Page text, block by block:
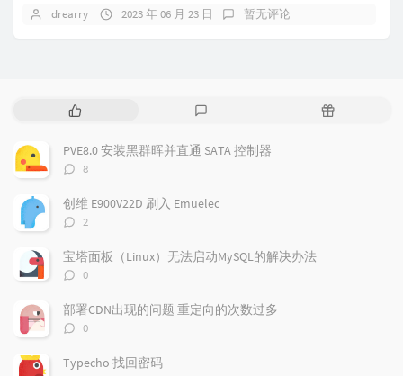
drearry 2023 年 06 月 23 日 暂无评论
热
文
章
评
随
PVE8.0 安装黑群晖并直通 SATA 控制器
评
数：
8
创维 E900V22D 刷入 Emuelec
评
数：
2
宝塔面板（Linux）无法启动MySQL的解决办法
评
数：
0
部署CDN出现的问题 重定向的次数过多
评
数：
0
Typecho 找回密码